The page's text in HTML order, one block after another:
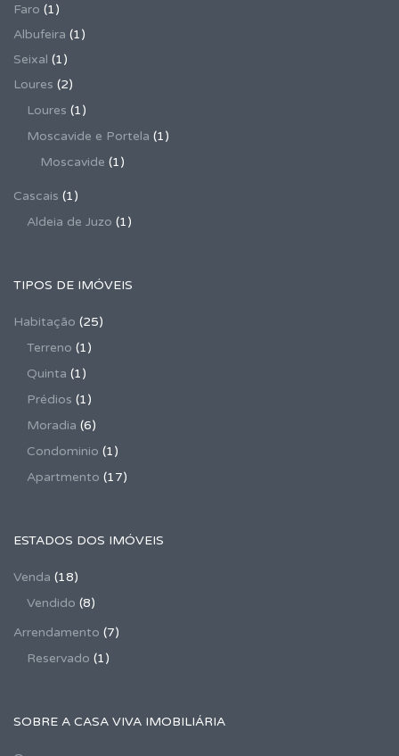
Faro (1)
Albufeira (1)
Seixal (1)
Loures (2)
Loures (1)
Moscavide e Portela (1)
Moscavide (1)
Cascais (1)
Aldeia de Juzo (1)
TIPOS DE IMÓVEIS
Habitação (25)
Terreno (1)
Quinta (1)
Prédios (1)
Moradia (6)
Condominio (1)
Apartmento (17)
ESTADOS DOS IMÓVEIS
Venda (18)
Vendido (8)
Arrendamento (7)
Reservado (1)
SOBRE A CASA VIVA IMOBILIÁRIA